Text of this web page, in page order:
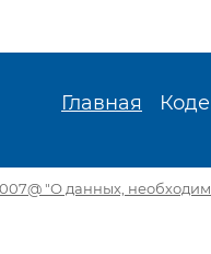
Главная
"О данных,